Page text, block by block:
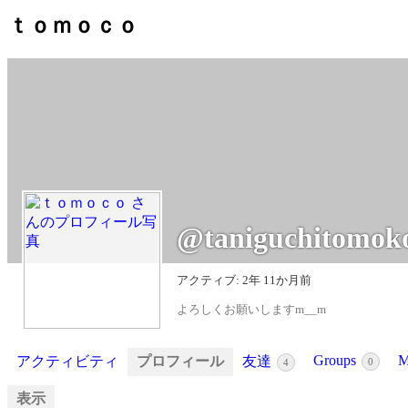
ｔｏｍｏｃｏ
アクティブ: 2年 11か月前
よろしくお願いしますm__m
アクティビティ プロフィール 友達 4 Groups 0
表示